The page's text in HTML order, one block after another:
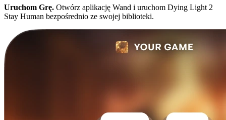
Uruchom Grę. Otwórz aplikację Wand i uruchom Dying Light 2
Stay Human bezpośrednio ze swojej biblioteki.